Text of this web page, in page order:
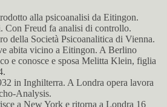
alla psicoanalisi da Eitingon.
Con Freud fa analisi di controllo.
della Società Psicoanalitica di Vienna.
abita vicino a Eitingon. A Berlino
e conosce e sposa Melitta Klein, figlia
in Inghilterra. A Londra opera lavora
Analysis.
a New York e ritorna a Londra 16